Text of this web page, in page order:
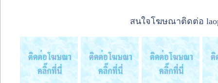
สนใจโฆษณาติดต่อ